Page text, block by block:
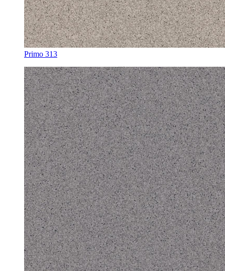
Primo 313